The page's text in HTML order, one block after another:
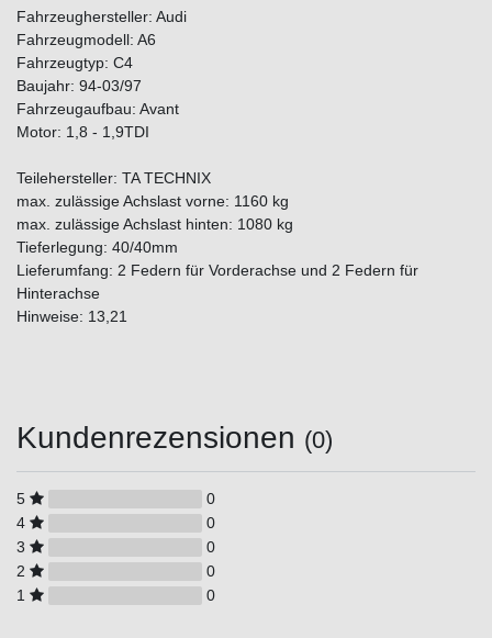
Fahrzeughersteller: Audi
Fahrzeugmodell: A6
Fahrzeugtyp: C4
Baujahr: 94-03/97
Fahrzeugaufbau: Avant
Motor: 1,8 - 1,9TDI
Teilehersteller: TA TECHNIX
max. zulässige Achslast vorne: 1160 kg
max. zulässige Achslast hinten: 1080 kg
Tieferlegung: 40/40mm
Lieferumfang: 2 Federn für Vorderachse und 2 Federn für
Hinterachse
Hinweise: 13,21
Kundenrezensionen (0)
5
0
4
0
3
0
2
0
1
0